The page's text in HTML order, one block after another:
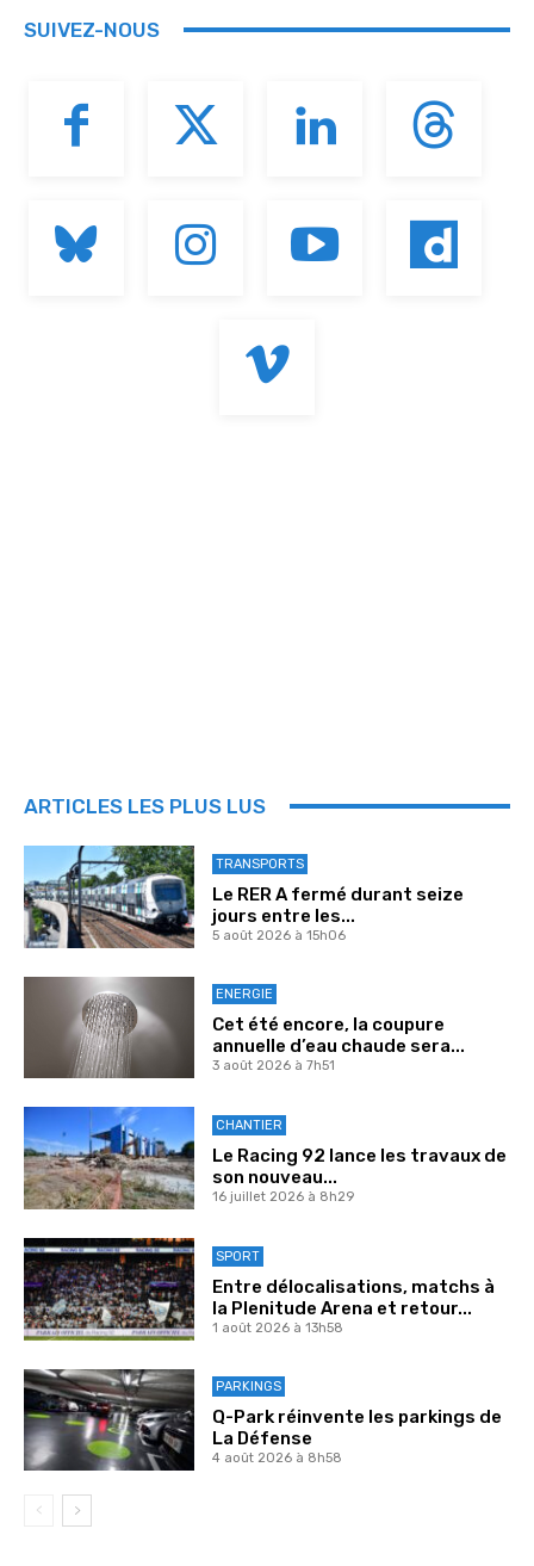
SUIVEZ-NOUS
ARTICLES LES PLUS LUS
TRANSPORTS
Le RER A fermé durant seize
jours entre les...
5 août 2026 à 15h06
ENERGIE
Cet été encore, la coupure
annuelle d’eau chaude sera...
3 août 2026 à 7h51
CHANTIER
Le Racing 92 lance les travaux de
son nouveau...
16 juillet 2026 à 8h29
SPORT
Entre délocalisations, matchs à
la Plenitude Arena et retour...
1 août 2026 à 13h58
PARKINGS
Q-Park réinvente les parkings de
La Défense
4 août 2026 à 8h58